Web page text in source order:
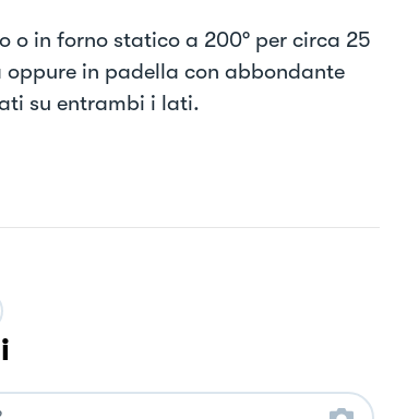
o in forno statico a 200° per circa 25
in padella con abbondante
su entrambi i lati.